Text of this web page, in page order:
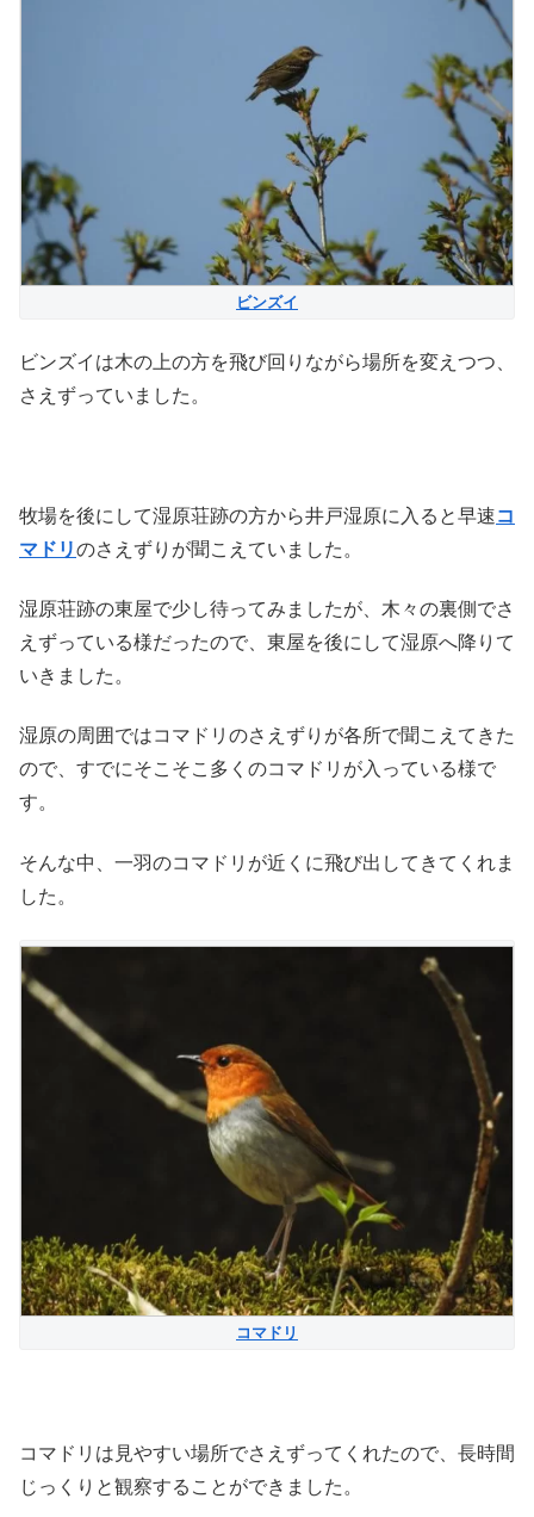
ビンズイ
ビンズイは木の上の方を飛び回りながら場所を変えつつ、
さえずっていました。
牧場を後にして湿原荘跡の方から井戸湿原に入ると早速コ
マドリのさえずりが聞こえていました。
湿原荘跡の東屋で少し待ってみましたが、木々の裏側でさ
えずっている様だったので、東屋を後にして湿原へ降りて
いきました。
湿原の周囲ではコマドリのさえずりが各所で聞こえてきた
ので、すでにそこそこ多くのコマドリが入っている様で
す。
そんな中、一羽のコマドリが近くに飛び出してきてくれま
した。
コマドリ
コマドリは見やすい場所でさえずってくれたので、長時間
じっくりと観察することができました。